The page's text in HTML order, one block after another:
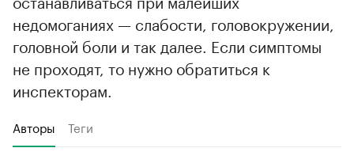
недомоганиях — слабости, головокружении,
головной боли и так далее. Если симптомы
не проходят, то нужно обратиться к
инспекторам.
Авторы Теги